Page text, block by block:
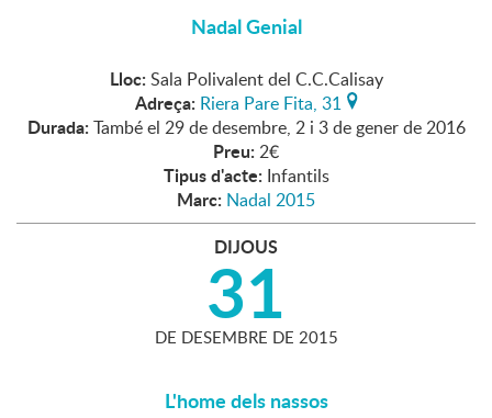
Nadal Genial
Lloc: Sala Polivalent del C.C.Calisay
Adreça: Riera Pare Fita, 31
Durada: També el 29 de desembre, 2 i 3 de gener de 2016
Preu: 2€
Tipus d'acte: Infantils
Marc: Nadal 2015
DIJOUS
31
DE DESEMBRE DE 2015
L'home dels nassos